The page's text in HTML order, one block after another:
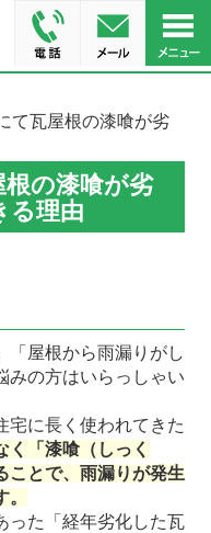
て瓦屋根の漆喰が劣
の漆喰が劣
る理由
「屋根から雨漏りがし
みの方はいらっしゃい
宅に長く使われてきた
く「漆喰（しっく
ことで、雨漏りが発生
った「経年劣化した瓦